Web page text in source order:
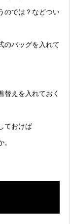
のでは？などつい
のバッグを入れて
替えを入れておく
ておけば